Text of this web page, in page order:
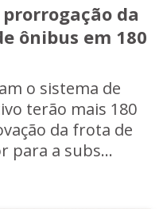
da
ônibus em 180
o sistema de
terão mais 180
da frota de
para a subs...